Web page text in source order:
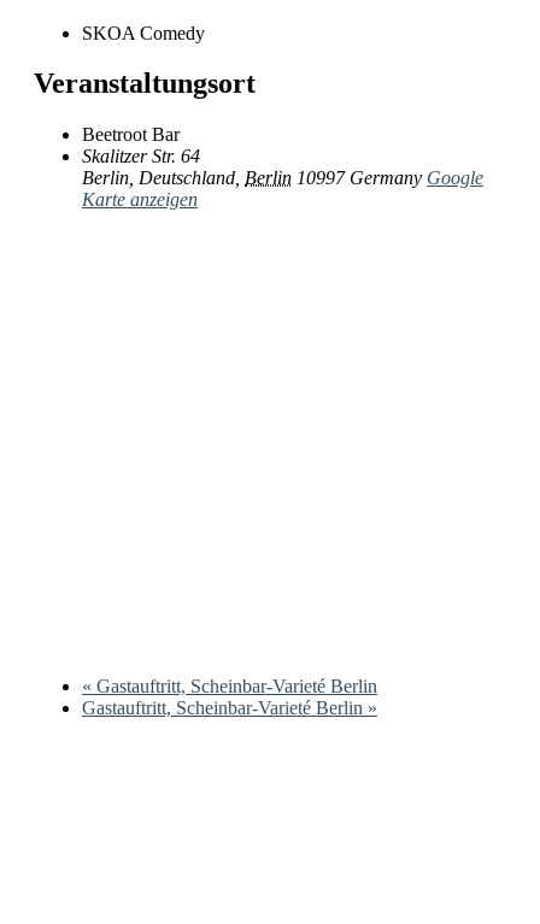
SKOA Comedy
Veranstaltungsort
Beetroot Bar
Skalitzer Str. 64
Berlin, Deutschland Berlin 10997 Germany Google
Karte anzeigen
« Gastauftritt, Scheinbar-Varieté Berlin
Gastauftritt, Scheinbar-Varieté Berlin »